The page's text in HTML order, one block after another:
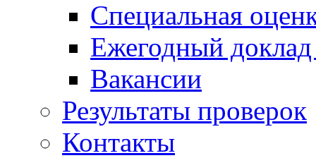
Специальная
Ежегодный
Вакансии
Результаты проверок
Контакты